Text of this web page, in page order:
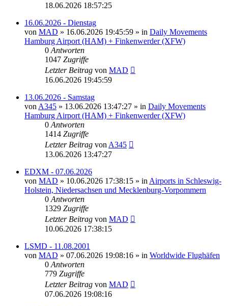
18.06.2026 18:57:25
16.06.2026 - Dienstag
von MAD » 16.06.2026 19:45:59 » in Daily Movements
Hamburg Airport (HAM) + Finkenwerder (XFW)
0 Antworten
1047 Zugriffe
Letzter Beitrag von MAD
16.06.2026 19:45:59
13.06.2026 - Samstag
von A345 » 13.06.2026 13:47:27 » in Daily Movements
Hamburg Airport (HAM) + Finkenwerder (XFW)
0 Antworten
1414 Zugriffe
Letzter Beitrag von A345
13.06.2026 13:47:27
EDXM - 07.06.2026
von MAD » 10.06.2026 17:38:15 » in Airports in Schleswig-
Holstein, Niedersachsen und Mecklenburg-Vorpommern
0 Antworten
1329 Zugriffe
Letzter Beitrag von MAD
10.06.2026 17:38:15
LSMD - 11.08.2001
von MAD » 07.06.2026 19:08:16 » in Worldwide Flughäfen
0 Antworten
779 Zugriffe
Letzter Beitrag von MAD
07.06.2026 19:08:16